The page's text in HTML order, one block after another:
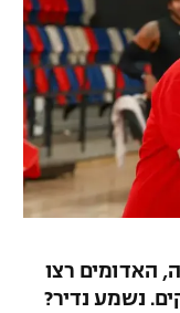
האדומים רצו
נשמע נדיר?